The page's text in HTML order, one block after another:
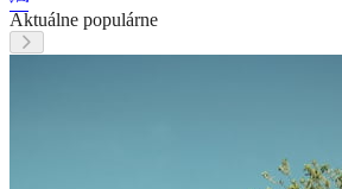
Aktuálne populárne